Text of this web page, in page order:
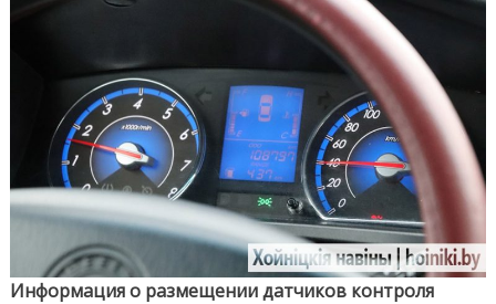
13
июля
Информация о размещении датчиков контроля